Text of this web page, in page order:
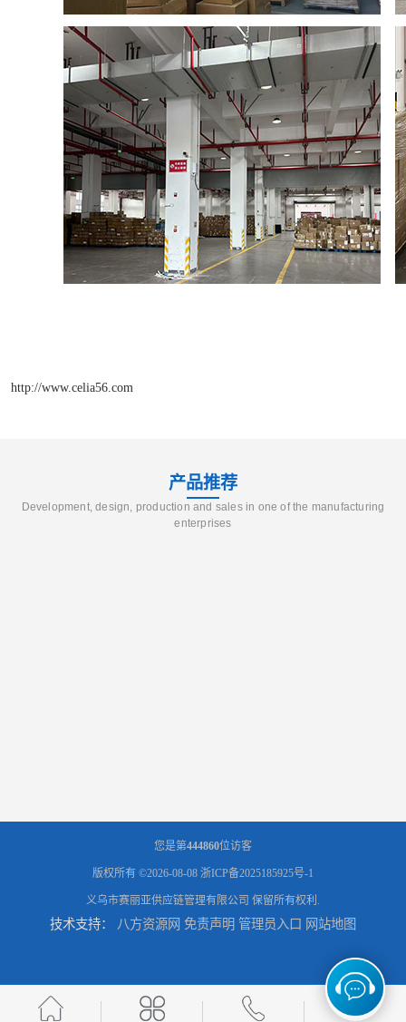
http://www.celia56.com
产品推荐
Development, design, production and sales in one of the manufacturing
enterprises
您是第444860位访客
版权所有 ©2026-08-08 浙ICP备2025185925号-1
义乌市赛丽亚供应链管理有限公司 保留所有权利.
技术支持： 八方资源网 免责声明 管理员入口 网站地图